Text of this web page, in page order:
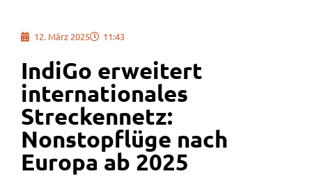
12. März 2025 11:43
IndiGo erweitert
internationales
Streckennetz:
Nonstopflüge nach
Europa ab 2025